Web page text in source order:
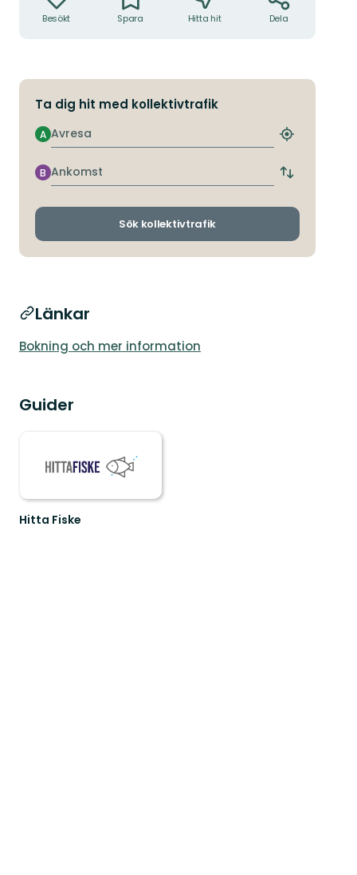
Besökt Spara Hitta hit Dela
Ta dig hit med kollektivtrafik
Avresa
A
Hitta
hållplats
Ankomst
B
Byt
och
Sök kollektivtrafik
Länkar
Bokning och mer information
Guider
Hitta Fiske